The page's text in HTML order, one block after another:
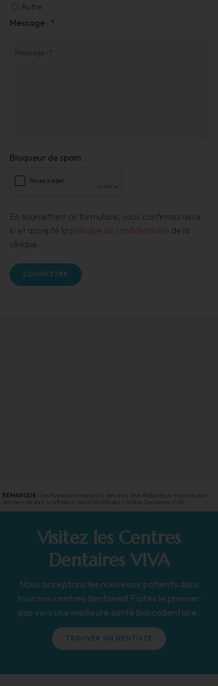
Autre
Message : *
Bloqueur de spam
En soumettant ce formulaire, vous confirmez avoir
lu et accepté la politique de confidentialité de la
clinique.
REMARQUE : Les hyperliens menant à des sites Web élaborés ou exploités par
des tiers ne sont ni affiliés ni liés à l'entité des Centres Dentaires VIVA.
Visitez les Centres
Dentaires VIVA
Nous acceptons les nouveaux patients dans
tous nos centres dentaires! Faites le premier
pas vers une meilleure santé buccodentaire.
TROUVER UN DENTISTE